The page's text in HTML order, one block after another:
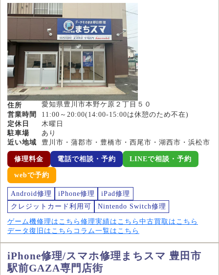
住所
愛知県豊川市本野ケ原２丁目５０
営業時間
11:00～20:00(14:00-15:00は休憩のため不在)
定休日
木曜日
駐車場
あり
近い地域
豊川市・蒲郡市・豊橋市・西尾市・湖西市・浜松市
修理料金 電話で相談・予約 LINEで相談・予約
webで予約
Android修理 iPhone修理
iPad修理
クレジットカード利用可
Nintendo Switch修理
ゲーム機修理はこちら 修理実績はこちら 中古買取はこちら
データ復旧はこちら コラム一覧はこちら
iPhone修理/スマホ修理まちスマ 豊田市
駅前GAZA専門店街